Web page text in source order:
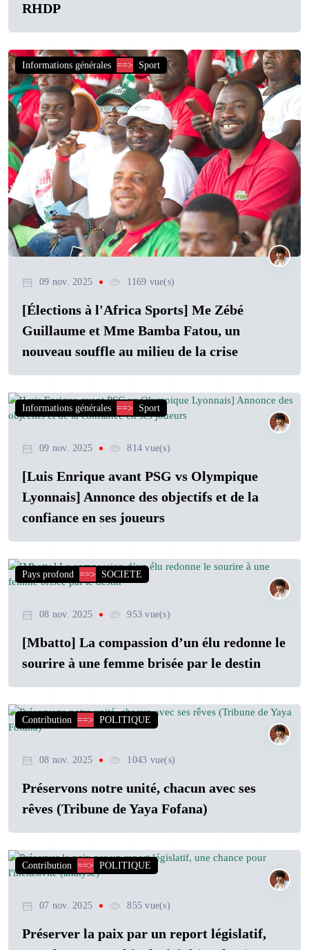
RHDP
Informations générales ==> Sport
09 nov. 2025 1169 vue(s)
[Élections à l'Africa Sports] Me Zébé
Guillaume et Mme Bamba Fatou, un
nouveau souffle au milieu de la crise
Informations générales ==> Sport
09 nov. 2025 814 vue(s)
[Luis Enrique avant PSG vs Olympique
Lyonnais] Annonce des objectifs et de la
confiance en ses joueurs
Pays profond ==> SOCIETE
08 nov. 2025 953 vue(s)
[Mbatto] La compassion d’un élu redonne le
sourire à une femme brisée par le destin
Contribution ==> POLITIQUE
08 nov. 2025 1043 vue(s)
Préservons notre unité, chacun avec ses
rêves (Tribune de Yaya Fofana)
Contribution ==> POLITIQUE
07 nov. 2025 855 vue(s)
Préserver la paix par un report législatif,